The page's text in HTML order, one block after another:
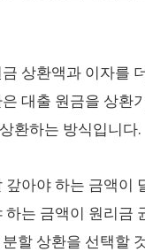
상환액과 이자를
대출 원금을 상환
환하는 방식입니다.
아야 하는 금액이
는 금액이 원리금
할 상환을 선택할